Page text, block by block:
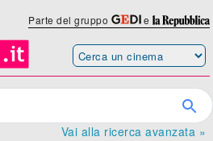
Parte del gruppo e
Vai alla ricerca avanzata »